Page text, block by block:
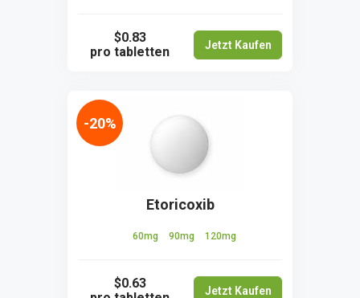
$0.83
pro tabletten
Jetzt Kaufen
Etoricoxib
60mg 90mg 120mg
$0.63
Jetzt Kaufen
-20%